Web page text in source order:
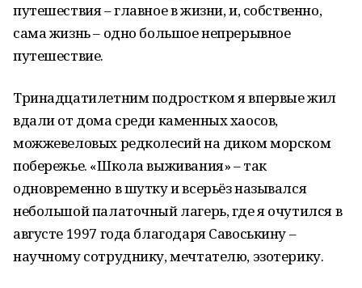
путешествия – главное в жизни, и, собственно,
сама жизнь – одно большое непрерывное
путешествие.
Тринадцатилетним подростком я впервые жил
вдали от дома среди каменных хаосов,
можжевеловых редколесий на диком морском
побережье. «Школа выживания» – так
одновременно в шутку и всерьёз назывался
небольшой палаточный лагерь, где я очутился в
августе 1997 года благодаря Савоськину –
научному сотруднику, мечтателю, эзотерику.